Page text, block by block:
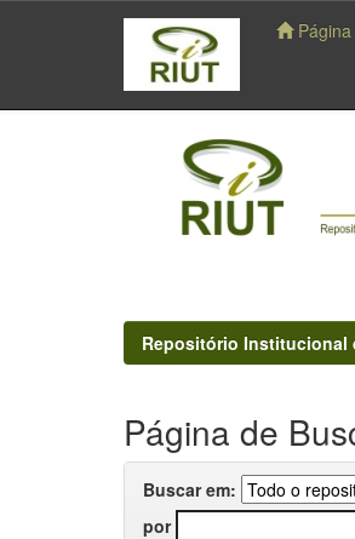
navigation
Página
Repositório Institucional
Página de
Buscar em:
por